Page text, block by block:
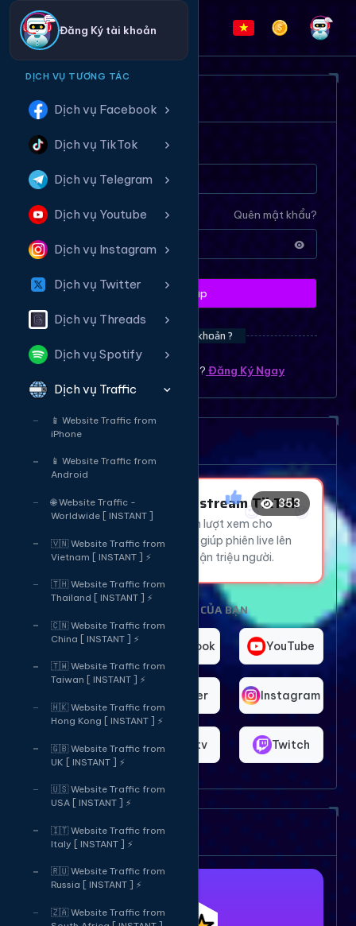
Đăng Ký tài khoản
DỊCH VỤ TƯƠNG TÁC
Dịch vụ Facebook
Dịch vụ TikTok
Dịch vụ Telegram
Dịch vụ Youtube
Dịch vụ Instagram
Dịch vụ Twitter
Dịch vụ Threads
Dịch vụ Spotify
Dịch vụ Traffic
📱 Website Traffic from
iPhone
📱 Website Traffic from
Android
🌐 Website Traffic -
Worldwide [ INSTANT ]
🇻🇳 Website Traffic from
Vietnam [ INSTANT ] ⚡
🇹🇭 Website Traffic from
Thailand [ INSTANT ] ⚡
🇨🇳 Website Traffic from
China [ INSTANT ] ⚡
🇹🇼 Website Traffic from
Taiwan [ INSTANT ] ⚡
🇭🇰 Website Traffic from
Hong Kong [ INSTANT ] ⚡
🇬🇧 Website Traffic from
UK [ INSTANT ] ⚡
🇺🇸 Website Traffic from
USA [ INSTANT ] ⚡
🇮🇹 Website Traffic from
Italy [ INSTANT ] ⚡
🇷🇺 Website Traffic from
Russia [ INSTANT ] ⚡
🇿🇦 Website Traffic from
ĐĂNG NHẬP HỆ THỐNG
Tên tài khoản
Quên mật khẩu?
Mật khẩu
Đăng nhập
Bạn chưa có tài khoản ?
Bạn chưa có tài khoản ? ? Đăng Ký Ngay
Dịch vụ tăng mắt Livetream
Tăng Mắt Livestream TikTok
Thu hút hàng ngàn lượt xem cho
livestream TikTok, giúp phiên live lên
xu hướng và tiếp cận triệu người.
353
👍
😍
🔥
😍
🔥
😍
CHỌN NỀN TẢNG CỦA BẠN
TikTok Facebook YouTube
Twitter Instagram
Shopee Bigo.tv Twitch
Dịch vụ của chúng tôi